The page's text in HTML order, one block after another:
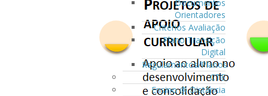
Documentos
Orientadores
Critérios Avaliação
Plano Transição
Digital
Regulamentos/Planos
CTE
Ensino @ Distância